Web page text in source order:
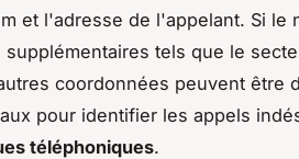
et l'adresse de l'appelant. Si le
tels que le
coordonnées peuvent être
pour identifier les appels
téléphoniques.